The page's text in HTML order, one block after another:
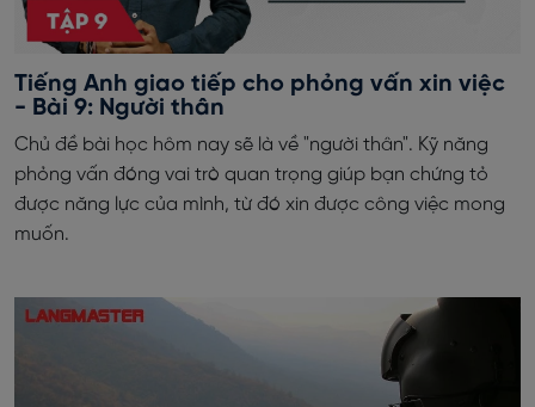
Tiếng Anh giao tiếp cho phỏng vấn xin việc
- Bài 9: Người thân
Chủ đề bài học hôm nay sẽ là về "người thân". Kỹ năng
phỏng vấn đóng vai trò quan trọng giúp bạn chứng tỏ
được năng lực của mình, từ đó xin được công việc mong
muốn.